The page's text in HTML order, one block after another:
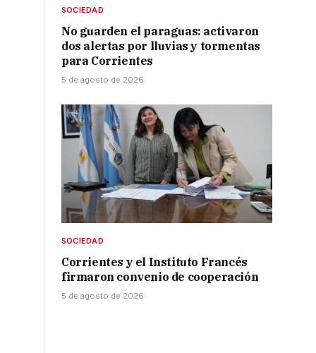
SOCIEDAD
No guarden el paraguas: activaron
dos alertas por lluvias y tormentas
para Corrientes
5 de agosto de 2026
SOCIEDAD
Corrientes y el Instituto Francés
firmaron convenio de cooperación
5 de agosto de 2026